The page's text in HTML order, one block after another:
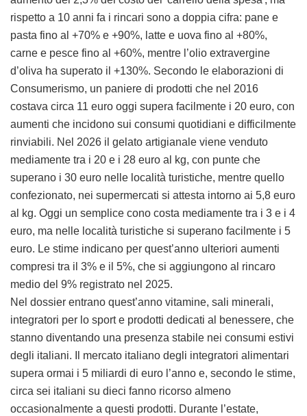
rispetto a 10 anni fa i rincari sono a doppia cifra: pane e
pasta fino al +70% e +90%, latte e uova fino al +80%,
carne e pesce fino al +60%, mentre l’olio extravergine
d’oliva ha superato il +130%. Secondo le elaborazioni di
Consumerismo, un paniere di prodotti che nel 2016
costava circa 11 euro oggi supera facilmente i 20 euro, con
aumenti che incidono sui consumi quotidiani e difficilmente
rinviabili. Nel 2026 il gelato artigianale viene venduto
mediamente tra i 20 e i 28 euro al kg, con punte che
superano i 30 euro nelle località turistiche, mentre quello
confezionato, nei supermercati si attesta intorno ai 5,8 euro
al kg. Oggi un semplice cono costa mediamente tra i 3 e i 4
euro, ma nelle località turistiche si superano facilmente i 5
euro. Le stime indicano per quest’anno ulteriori aumenti
compresi tra il 3% e il 5%, che si aggiungono al rincaro
medio del 9% registrato nel 2025.
Nel dossier entrano quest’anno vitamine, sali minerali,
integratori per lo sport e prodotti dedicati al benessere, che
stanno diventando una presenza stabile nei consumi estivi
degli italiani. Il mercato italiano degli integratori alimentari
supera ormai i 5 miliardi di euro l’anno e, secondo le stime,
circa sei italiani su dieci fanno ricorso almeno
occasionalmente a questi prodotti. Durante l’estate,